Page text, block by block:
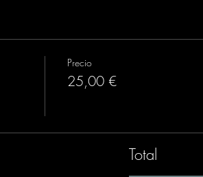
Precio
25,00 €
Total